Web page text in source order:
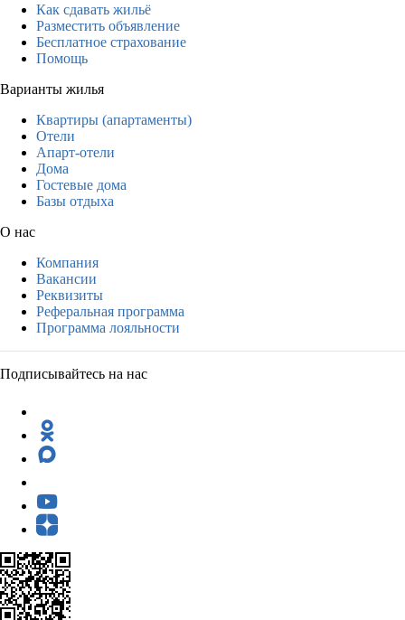
Как сдавать жильё
Разместить объявление
Бесплатное страхование
Помощь
Варианты жилья
Квартиры (апартаменты)
Отели
Апарт-отели
Дома
Гостевые дома
Базы отдыха
О нас
Компания
Вакансии
Реквизиты
Реферальная программа
Программа лояльности
Подписывайтесь на нас